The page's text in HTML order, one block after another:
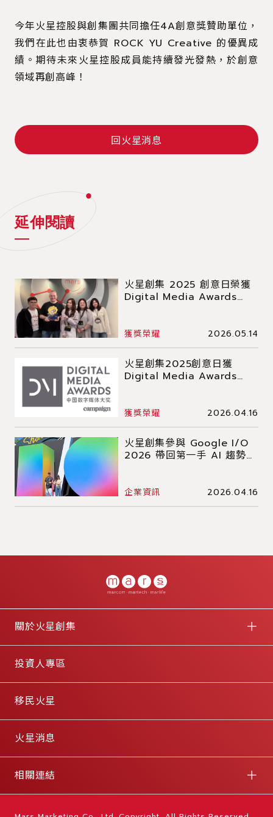
今年火星控股與創集團共同擔任4A創意獎贊助單位，
我們在此也由衷恭賀 ROCK YU Creative 的優異成
績。期待未來火星控股成員能持續發光發熱，於創意
領域再創高峰！
回火星消息
延伸閱讀
火星創集 2025 創意日榮獲
Digital Media Awards
獲獎榮耀 2026.05.14
火星創集2025創意日獲
Digital Media Awards
獲獎榮耀 2026.04.16
火星創集參與 Google I/O
2026 帶回第一手 AI 趨勢洞
企業資訊 2026.04.16
關於火星創集
投資人專區
移民火星
火星消息
相關連結